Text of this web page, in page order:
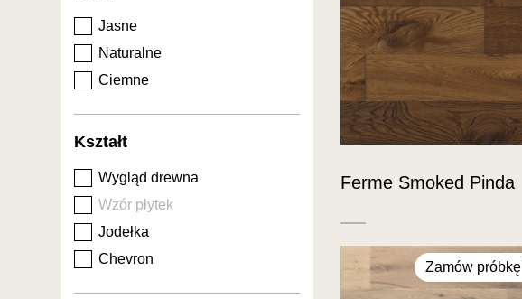
Jasne
Naturalne
Ciemne
Kształt
Wygląd drewna
Wzór płytek
Jodełka
Chevron
Ferme Smoked Pinda
Zamów próbkę